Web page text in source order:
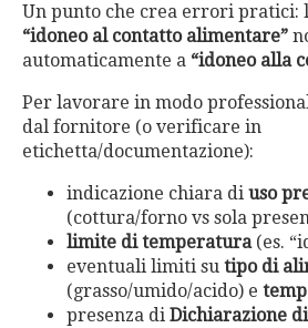
Un punto che crea errori pratici:
“idoneo al contatto alimentare”
automaticamente a “idoneo alla
Per lavorare in modo
dal fornitore (o verificare in
etichetta/documentazione):
indicazione chiara di uso
(cottura/forno vs sola
limite di temperatura(es.
eventuali limiti su tipo di
(grasso/umido/acido) e
presenza di Dichiarazione